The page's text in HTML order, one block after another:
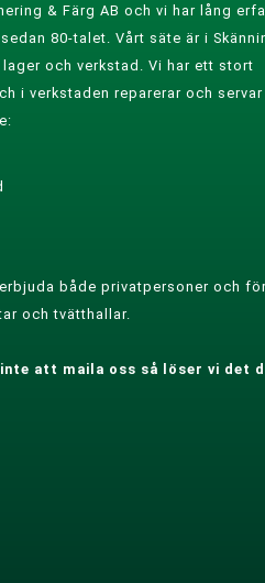
& Färg AB och vi har lång
80-talet. Vårt säte är i
och verkstad. Vi har ett stort
i verkstaden reparerar och servar
både privatpersoner och
och tvätthallar.
att maila oss så löser vi det